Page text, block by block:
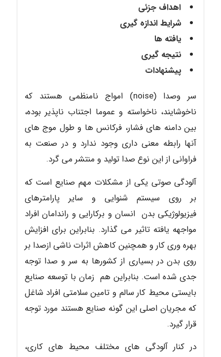
اهداف جزئی
شرایط اندازه گیری
یافته ها
نتیجه گیری
پیشنهادات
سر وصدا (noise) امواج نامنظمی هستند که
ناخوشایند، ناخواسته و عموما اجتناب ناپذیر بوده،
بین دامنه های فشار، فرکانس ها و طول موج های
آنها رابطه معنی داری وجود ندارد و در صنعت به
فراوانی از این نوع صدا تولید و منتشر می گرد.
آلودگی صوتی یکی از مشکلات مهم صنایع است که
بر روی سیستم شنوایی و سایر پارامترهای
فیزیولوژیکی بدن انسان و برکارایی و راندامان افراد
مواجهه یافته تاثیر می گذارد. بنابراین برای افزایش
بهره وری کار و همچنین کاهش اثرات ناشی ازصدا بر
روی بدن در بسیاری از کشورها به سر و صدا توجه
جدی شده است. بنابراین هم زمان با توسعه صنایع
بایستی محیط کار سالم و تامین سلامتی افراد شاغل
که مجریان اصلی این گونه صنایع هستند مورد توجه
قرار گیرد.
در کنار آلودگی های مختلف محیط های کاری،